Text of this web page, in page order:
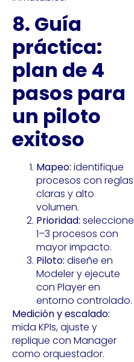
8. Guía
práctica:
plan de 4
pasos para
un piloto
exitoso
Mapeo: identifique
procesos con reglas
claras y alto
volumen.
Prioridad: seleccione
1–3 procesos con
mayor impacto.
Piloto: diseñe en
Modeler y ejecute
con Player en
entorno controlado.
Medición y escalado:
mida KPIs, ajuste y
replique con Manager
como orquestador.